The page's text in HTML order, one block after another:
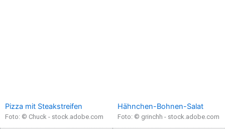
Pizza mit Steakstreifen
Foto: © Chuck - stock.adobe.com
Hähnchen-Bohnen-Salat
Foto: © grinchh - stock.adobe.com